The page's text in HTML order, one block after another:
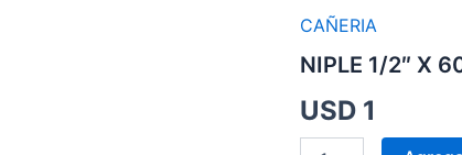
CAÑERIA
NIPLE 1/2″ X
USD 1
X
MM
GALVANIZADO
cantidad